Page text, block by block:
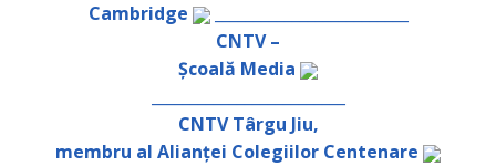
Cambridge
_________________________
CNTV –
Școală Media
CNTV Târgu Jiu,
membru al Alianței Colegiilor Centenare